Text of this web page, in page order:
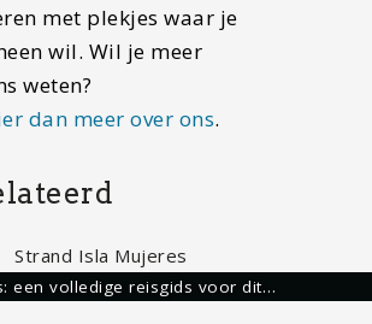
met plekjes waar je
wil. Wil je meer
weten?
dan meer over ons.
een volledige reisgids voor dit…